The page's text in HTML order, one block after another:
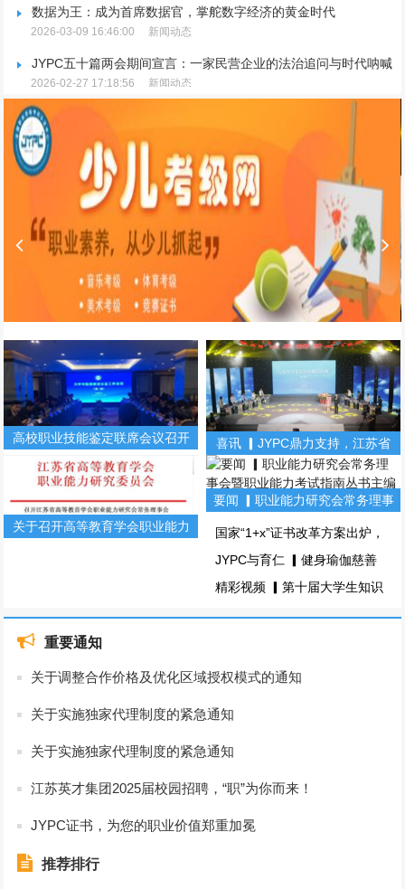
数据为王：成为首席数据官，掌舵数字经济的黄金时代
2026-03-09 16:46:00 新闻动态
JYPC五十篇两会期间宣言：一家民营企业的法治追问与时代呐喊
2026-02-27 17:18:56 新闻动态
JYPC五十篇两会期间宣言：一家民营企业的法治追问与时代呐喊
2026-02-27 17:18:56
JYPC重磅宣布：推行全国独家代理制，聚焦品牌升级与市场规范
2026-02-25 15:09:36 新闻动态
高校职业技能鉴定联席会议召开
（第二期）
喜讯 ▎JYPC鼎力支持，江苏省
第十届大学生知识竞赛！(图文)
关于召开高等教育学会职业能力
要闻 ▎职业能力研究会常务理事
会暨职业能力考试指南丛书主编
国家“1+x”证书改革方案出炉，
哪些证书备受青睐？(图文)
JYPC与育仁 ▎健身瑜伽慈善
主题颁奖盛典，圆满落幕！(图
文)
精彩视频 ▎第十届大学生知识
竞赛总决赛！(图文)
重要通知
关于调整合作价格及优化区域授权模式的通知
关于实施独家代理制度的紧急通知
关于实施独家代理制度的紧急通知
江苏英才集团2025届校园招聘，“职”为你而来！
JYPC证书，为您的职业价值郑重加冕
推荐排行